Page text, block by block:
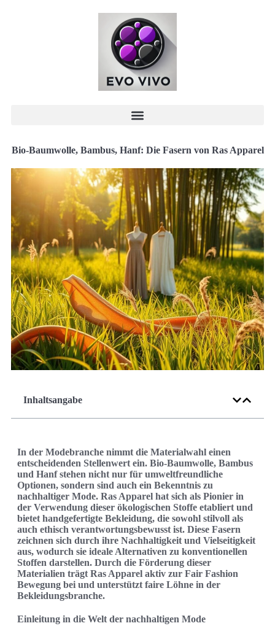
Bio-Baumwolle, Bambus, Hanf: Die Fasern von Ras Apparel
Inhaltsangabe
In der Modebranche nimmt die Materialwahl einen
entscheidenden Stellenwert ein. Bio-Baumwolle, Bambus
und Hanf stehen nicht nur für umweltfreundliche
Optionen, sondern sind auch ein Bekenntnis zu
nachhaltiger Mode. Ras Apparel hat sich als Pionier in
der Verwendung dieser ökologischen Stoffe etabliert und
bietet handgefertigte Bekleidung, die sowohl stilvoll als
auch ethisch verantwortungsbewusst ist. Diese Fasern
zeichnen sich durch ihre Nachhaltigkeit und Vielseitigkeit
aus, wodurch sie ideale Alternativen zu konventionellen
Stoffen darstellen. Durch die Förderung dieser
Materialien trägt Ras Apparel aktiv zur Fair Fashion
Bewegung bei und unterstützt faire Löhne in der
Bekleidungsbranche.
Einleitung in die Welt der nachhaltigen Mode